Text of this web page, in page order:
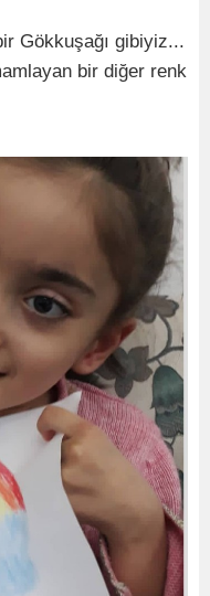
Gökkuşağı gibiyiz...
bir diğer renk